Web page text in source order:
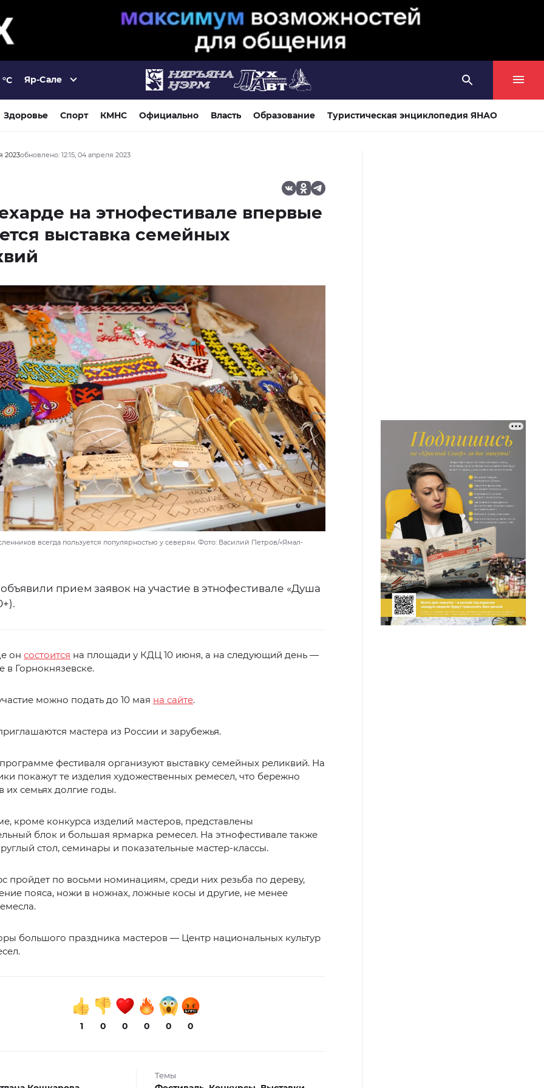
°C Яр-Сале
Здоровье Спорт КМНС Официально Власть Образование Туристическая энциклопедия ЯНАО
2023обновлено: 12:15, 04 апреля 2023
на этнофестивале впервые
выставка семейных
всегда пользуется популярностью у северян. Фото: Василий Петров/«Ямал-
прием заявок на участие в этнофестивале «Душа
он состоится на площади у КДЦ 10 июня, а на следующий день —
в Горнокнязевске.
можно подать до 10 мая на сайте.
мастера из России и зарубежья.
фестиваля организуют выставку семейных реликвий. На
покажут те изделия художественных ремесел, что бережно
их семьях долгие годы.
кроме конкурса изделий мастеров, представлены
блок и большая ярмарка ремесел. На этнофестивале также
стол, семинары и показательные мастер-классы.
пройдет по восьми номинациям, среди них резьба по дереву,
пояса, ножи в ножнах, ложные косы и другие, не менее
большого праздника мастеров — Центр национальных культур
1 0 0 0 0 0
Темы